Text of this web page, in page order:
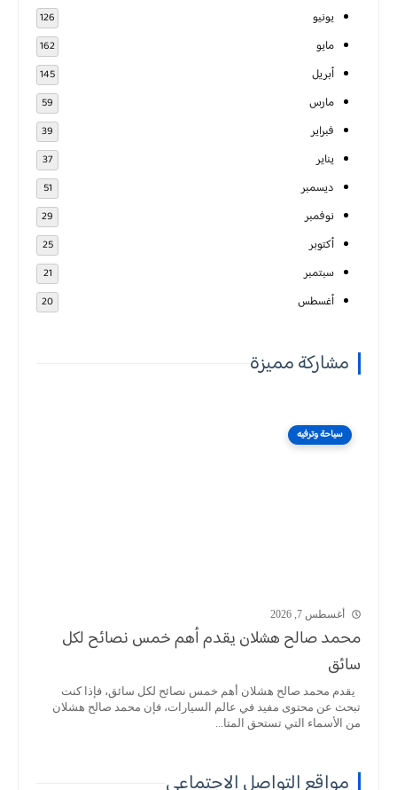
يونيو 126
مايو 162
أبريل 145
مارس 59
فبراير 39
يناير 37
ديسمبر 51
نوفمبر 29
أكتوبر 25
سبتمبر 21
أغسطس 20
مشاركة مميزة
سياحة وترفيه
أغسطس 7, 2026
محمد صالح هشلان يقدم أهم خمس نصائح لكل
سائق
يقدم محمد صالح هشلان أهم خمس نصائح لكل سائق، فإذا كنت
تبحث عن محتوى مفيد في عالم السيارات، فإن محمد صالح هشلان
من الأسماء التي تستحق المتا...